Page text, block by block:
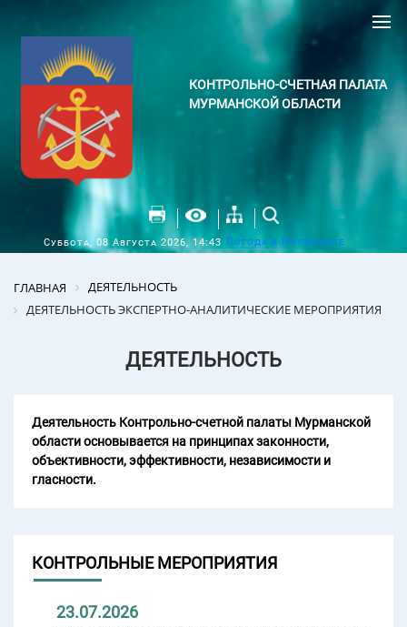
КОНТРОЛЬНО-СЧЕТНАЯ ПАЛАТА
МУРМАНСКОЙ ОБЛАСТИ
Суббота, 08 Августа 2026, 14:43 Погода в Мурманске
ГЛАВНАЯ
ДЕЯТЕЛЬНОСТЬ
ДЕЯТЕЛЬНОСТЬ ЭКСПЕРТНО-АНАЛИТИЧЕСКИЕ МЕРОПРИЯТИЯ
ДЕЯТЕЛЬНОСТЬ
Деятельность Контрольно-счетной палаты Мурманской
области основывается на принципах законности,
объективности, эффективности, независимости и
гласности.
КОНТРОЛЬНЫЕ МЕРОПРИЯТИЯ
23.07.2026